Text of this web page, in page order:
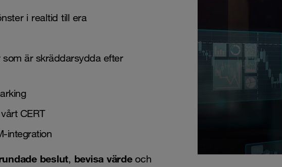
i realtid till era
är skräddarsydda efter
CERT
integration
beslut, bevisa värdeoch